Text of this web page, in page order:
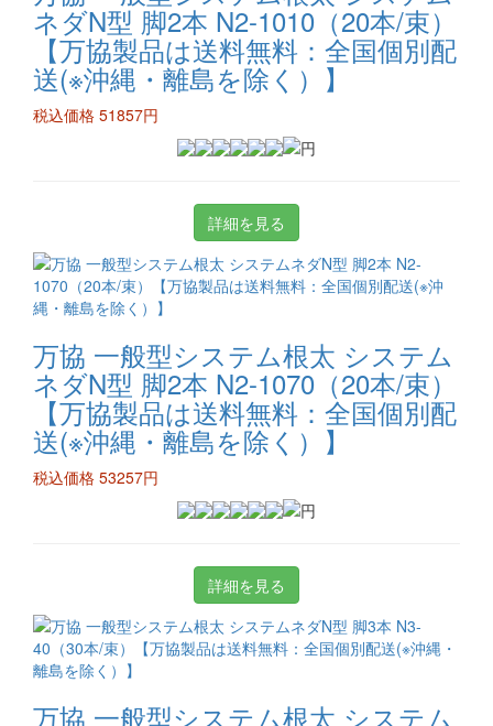
ネダN型 脚2本 N2-1010（20本/束）
【万協製品は送料無料：全国個別配
送(※沖縄・離島を除く）】
税込価格 51857円
詳細を見る
万協 一般型システム根太 システム
ネダN型 脚2本 N2-1070（20本/束）
【万協製品は送料無料：全国個別配
送(※沖縄・離島を除く）】
税込価格 53257円
詳細を見る
万協 一般型システム根太 システム